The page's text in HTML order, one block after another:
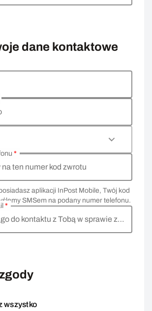
dane kontaktowe
dane osobowe
ten numer kod zwrotu
*
aplikacji InPost Mobile, Twój kod
SMSem na podany numer telefonu.
do kontaktu z Tobą w sprawie zwrotu
*
wszystko